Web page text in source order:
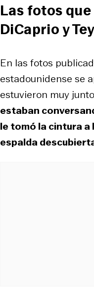
Las fotos
DiCaprio y
En las fotos
estadounidense se
estuvieron muy
estaban
le tomó la cintura
espalda